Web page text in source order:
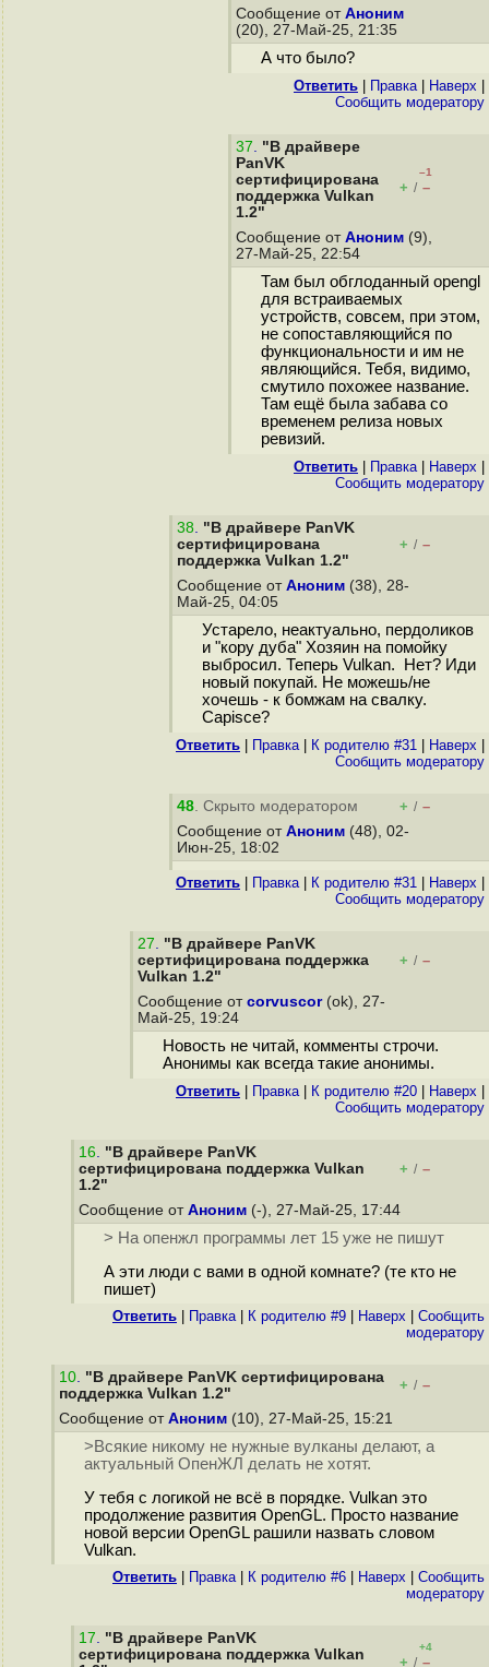
Сообщение от Аноним
(20), 27-Май-25, 21:35
А что было?
Ответить Правка| Наверх
Cообщить модератору
37. "В драйвере
PanVK
сертифицирована
поддержка Vulkan
1.2"
–1
+ / –
Сообщение от Аноним (9),
27-Май-25, 22:54
Там был обглоданный opengl
для встраиваемых
устройств, совсем, при этом,
не сопоставляющийся по
функциональности и им не
являющийся. Тебя, видимо,
смутило похожее название.
Там ещё была забава со
временем релиза новых
ревизий.
Ответить Правка| Наверх
Cообщить модератору
38. "В драйвере PanVK
сертифицирована
поддержка Vulkan 1.2"
+ / –
Сообщение от Аноним (38), 28-
Май-25, 04:05
Устарело, неактуально, пердоликов
и "кору дуба" Хозяин на помойку
выбросил. Теперь Vulkan. Нет? Иди
новый покупай. Не можешь/не
хочешь - к бомжам на свалку.
Capisce?
Ответить Правка| К родителю #31 Наверх
Cообщить модератору
48. Скрыто модератором + / –
Сообщение от Аноним (48), 02-
Июн-25, 18:02
Ответить Правка| К родителю #31 Наверх
Cообщить модератору
27. "В драйвере PanVK
сертифицирована поддержка
Vulkan 1.2"
+ / –
Сообщение от corvuscor(ok), 27-
Май-25, 19:24
Новость не читай, комменты строчи.
Анонимы как всегда такие анонимы.
Ответить Правка| К родителю #20 Наверх
Cообщить модератору
16. "В драйвере PanVK
сертифицирована поддержка Vulkan
1.2"
+ / –
Сообщение от Аноним (-), 27-Май-25, 17:44
> На опенжл программы лет 15 уже не пишут
А эти люди с вами в одной комнате? (те кто не
пишет)
Ответить Правка| К родителю #9 Наверх
Cообщить
модератору
10. "В драйвере PanVK сертифицирована
поддержка Vulkan 1.2"
+ / –
Сообщение от Аноним (10), 27-Май-25, 15:21
>Всякие никому не нужные вулканы делают, а
актуальный ОпенЖЛ делать не хотят.
У тебя с логикой не всё в порядке. Vulkan это
продолжение развития OpenGL. Просто название
новой версии OpenGL рашили назвать словом
Vulkan.
Ответить Правка| К родителю #6 Наверх
Cообщить
модератору
17. "В драйвере PanVK
сертифицирована поддержка Vulkan
+4
+ / –